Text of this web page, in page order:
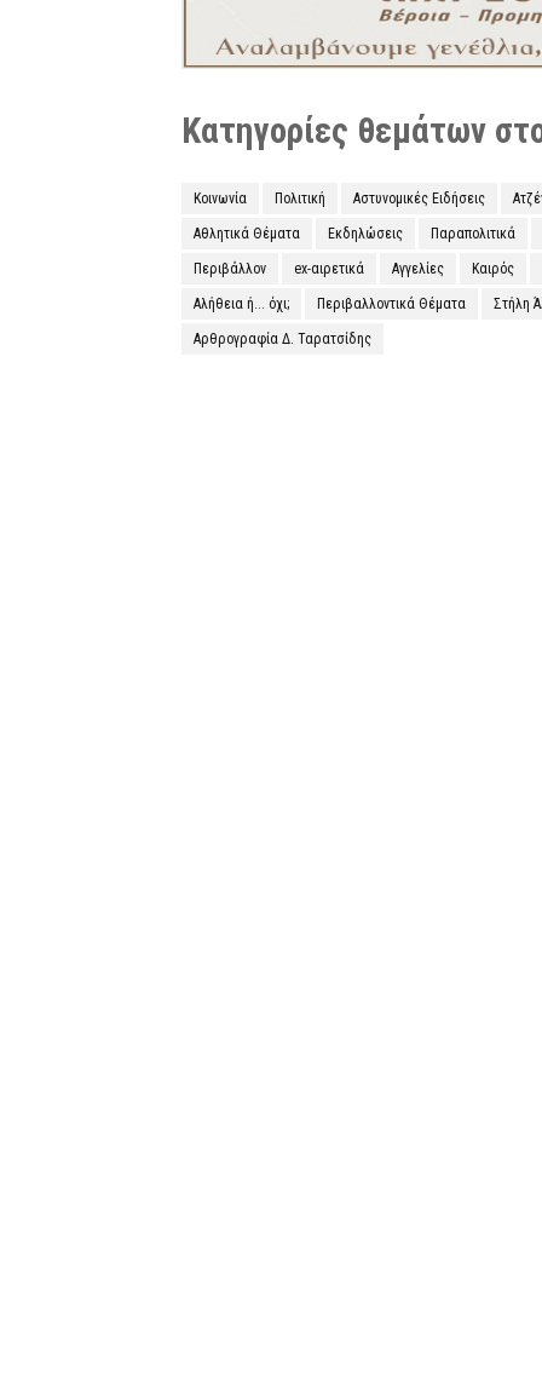
Κατηγορίες θεμάτων
Κοινωνία Πολιτική Αστυνομικές Ειδήσεις
Αθλητικά Θέματα Εκδηλώσεις Παραπολιτικά
Περιβάλλον ex-αιρετικά Αγγελίες Καιρός
Αλήθεια ή... όχι; Περιβαλλοντικά Θέματα Στήλη
Αρθρογραφία Δ. Ταρατσίδης